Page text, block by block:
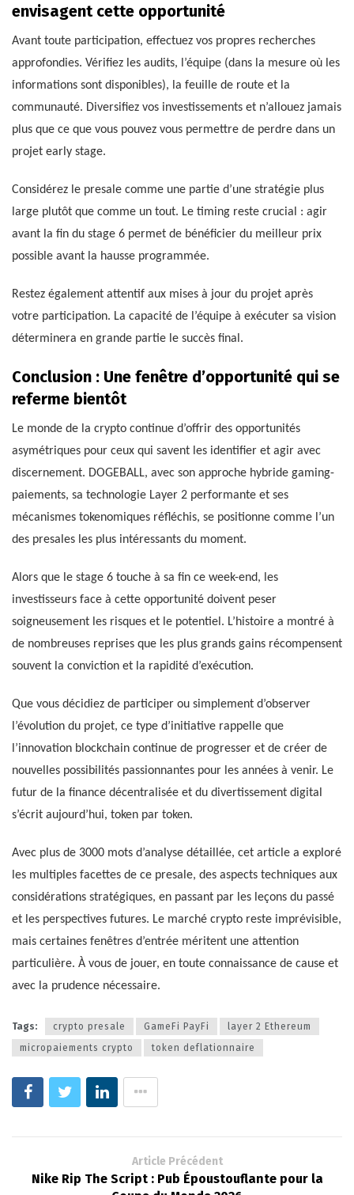
envisagent cette opportunité
Avant toute participation, effectuez vos propres recherches
approfondies. Vérifiez les audits, l’équipe (dans la mesure où les
informations sont disponibles), la feuille de route et la
communauté. Diversifiez vos investissements et n’allouez jamais
plus que ce que vous pouvez vous permettre de perdre dans un
projet early stage.
Considérez le presale comme une partie d’une stratégie plus
large plutôt que comme un tout. Le timing reste crucial : agir
avant la fin du stage 6 permet de bénéficier du meilleur prix
possible avant la hausse programmée.
Restez également attentif aux mises à jour du projet après
votre participation. La capacité de l’équipe à exécuter sa vision
déterminera en grande partie le succès final.
Conclusion : Une fenêtre d’opportunité qui se
referme bientôt
Le monde de la crypto continue d’offrir des opportunités
asymétriques pour ceux qui savent les identifier et agir avec
discernement. DOGEBALL, avec son approche hybride gaming-
paiements, sa technologie Layer 2 performante et ses
mécanismes tokenomiques réfléchis, se positionne comme l’un
des presales les plus intéressants du moment.
Alors que le stage 6 touche à sa fin ce week-end, les
investisseurs face à cette opportunité doivent peser
soigneusement les risques et le potentiel. L’histoire a montré à
de nombreuses reprises que les plus grands gains récompensent
souvent la conviction et la rapidité d’exécution.
Que vous décidiez de participer ou simplement d’observer
l’évolution du projet, ce type d’initiative rappelle que
l’innovation blockchain continue de progresser et de créer de
nouvelles possibilités passionnantes pour les années à venir. Le
futur de la finance décentralisée et du divertissement digital
s’écrit aujourd’hui, token par token.
Avec plus de 3000 mots d’analyse détaillée, cet article a exploré
les multiples facettes de ce presale, des aspects techniques aux
considérations stratégiques, en passant par les leçons du passé
et les perspectives futures. Le marché crypto reste imprévisible,
mais certaines fenêtres d’entrée méritent une attention
particulière. À vous de jouer, en toute connaissance de cause et
avec la prudence nécessaire.
Tags: crypto presale GameFi PayFi
layer 2 Ethereum
micropaiements crypto
token deflationnaire
Article Précédent
Nike Rip The Script : Pub Époustouflante pour la